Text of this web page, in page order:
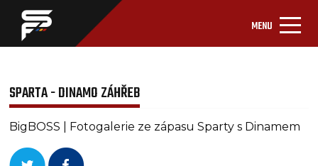
MENU
SPARTA - DINAMO ZÁHŘEB
BigBOSS | Fotogalerie ze zápasu Sparty s Dinamem